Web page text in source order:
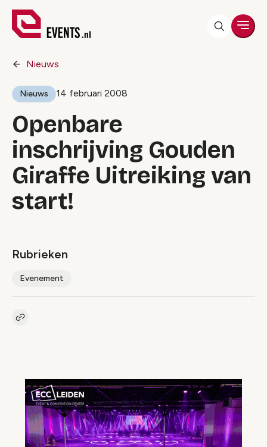
Nieuws
Nieuws 14 februari 2008
Openbare
inschrijving Gouden
Giraffe Uitreiking van
start!
Rubrieken
Evenement
Kopieer link naar artikel